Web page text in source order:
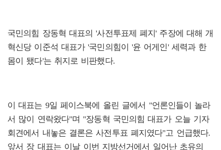
국민의힘 장동혁 대표의 '사전투표제 폐지' 주장에 대해 개
혁신당 이준석 대표가 '국민의힘이 '윤 어게인' 세력과 한
몸이 됐다'는 취지로 비판했다.
이 대표는 9일 페이스북에 올린 글에서 "언론인들이 놀라
서 많이 연락왔다"며 "장동혁 국민의힘 대표가 오늘 기자
회견에서 내놓은 결론은 사전투표 폐지였다"고 언급했다.
앞서 장 대표는 이날 이번 지방선거에서 일어난 초유의